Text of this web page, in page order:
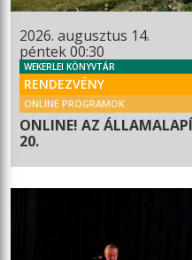
2026. augusztus 14.
péntek 00:30
WEKERLEI KÖNYVTÁR
RENDEZVÉNY
ONLINE PROGRAMOK
ONLINE! AZ
20.